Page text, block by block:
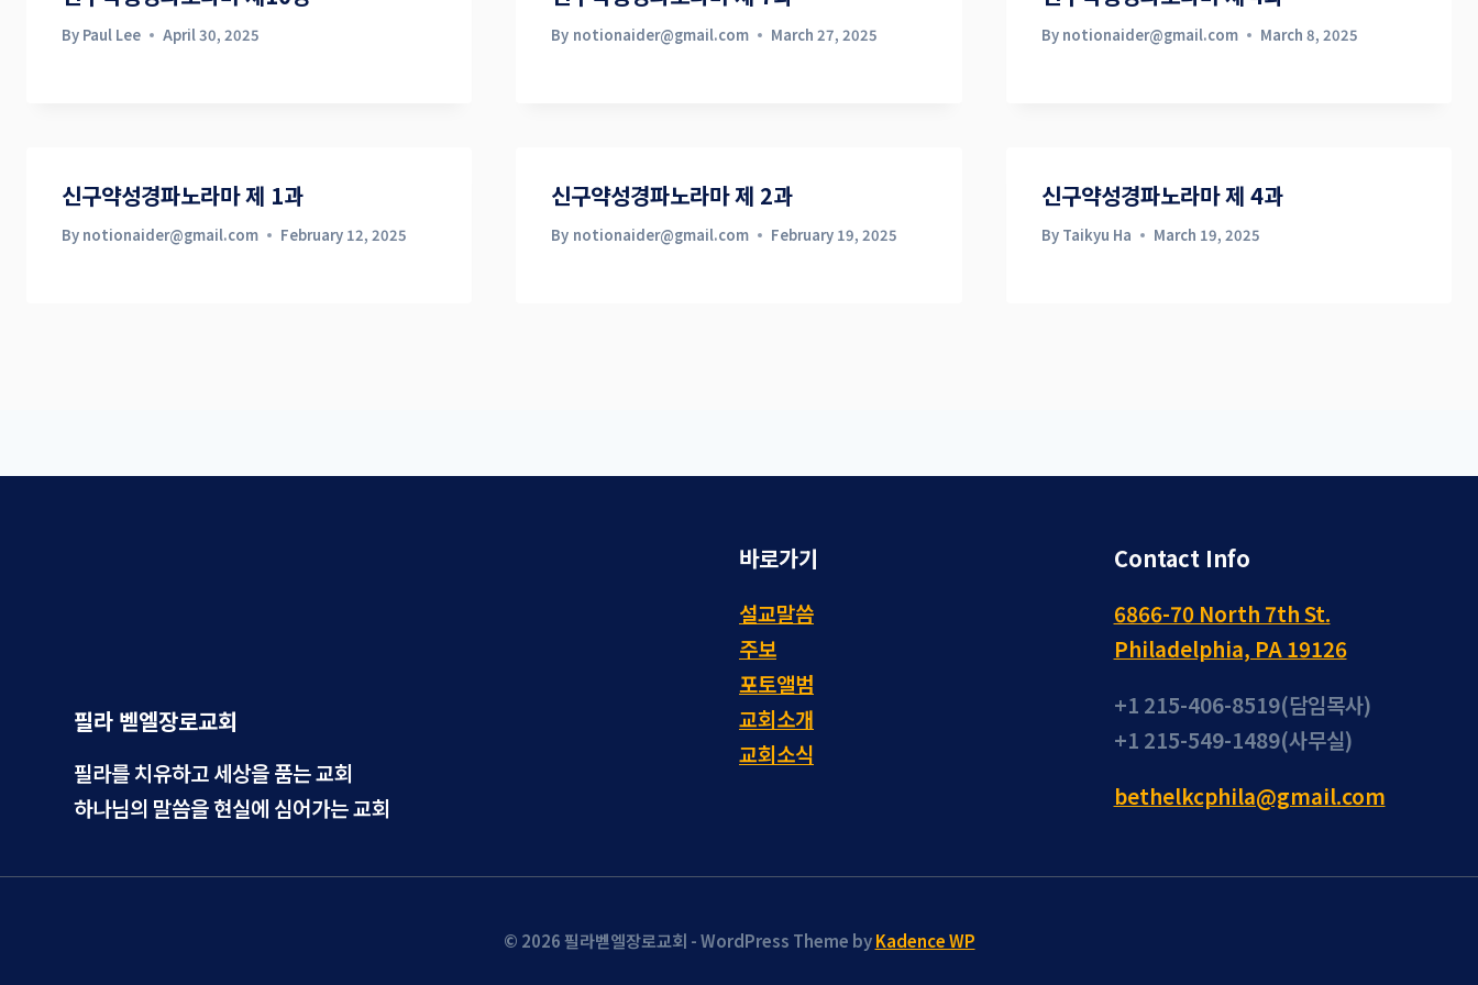
By Paul Lee April 30, 2025 By notionaider@gmail.com March 27, 2025 By notionaider@gmail.com March 8, 2025
신구약성경파노라마 제 1과
By notionaider@gmail.com February 12, 2025
신구약성경파노라마 제 2과
By notionaider@gmail.com February 19, 2025
신구약성경파노라마 제 4과
By Taikyu Ha March 19, 2025
필라 벧엘장로교회
필라를 치유하고 세상을 품는 교회
하나님의 말씀을 현실에 심어가는 교회
바로가기
설교말씀
주보
포토앨범
교회소개
교회소식
Contact Info
6866-70 North 7th St.
Philadelphia, PA 19126
+1 215-406-8519(담임목사)
+1 215-549-1489(사무실)
bethelkcphila@gmail.com
© 2026 필라벧엘장로교회 - WordPress Theme byKadence WP